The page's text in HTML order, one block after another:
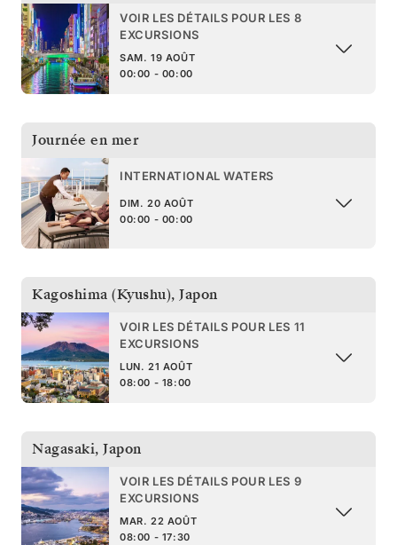
VOIR LES DÉTAILS POUR LES 8
EXCURSIONS
SAM. 19 AOÛT
00:00 - 00:00
Journée en mer
INTERNATIONAL WATERS
DIM. 20 AOÛT
00:00 - 00:00
Kagoshima (Kyushu), Japon
VOIR LES DÉTAILS POUR LES 11
EXCURSIONS
LUN. 21 AOÛT
08:00 - 18:00
Nagasaki, Japon
VOIR LES DÉTAILS POUR LES 9
EXCURSIONS
MAR. 22 AOÛT
08:00 - 17:30